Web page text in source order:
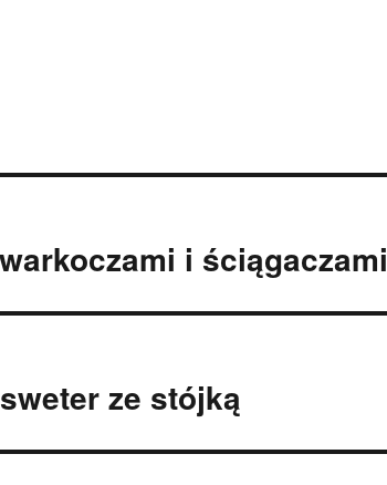
i ściągaczami
ze stójką